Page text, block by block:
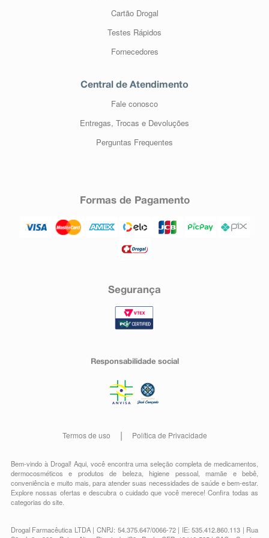
Cartão Drogal
Testes Rápidos
Fornecedores
Central de Atendimento
Fale conosco
Entregas, Trocas e Devoluções
Perguntas Frequentes
Formas de Pagamento
Segurança
Responsabilidade social
Termos de uso Política de Privacidade
Bem-vindo à Drogal! Aqui, você encontra uma seleção completa demedicamentos
dermocosméticos e produtos de beleza,higiene pessoal,mamãe e bebê
conveniênciae muito mais, para atender suas necessidades de saúde e bem-estar.
Explore nossas ofertas e descubra o cuidado que você merece!Confira todas as
categorias do site.
Drogal Farmacêutica LTDA | CNPJ: 54.375.647/0066-72 | IE: 535.412.860.113 | Rua